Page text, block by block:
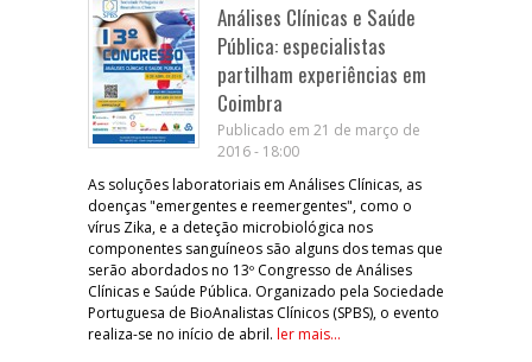
Análises Clínicas e Saúde
Pública: especialistas
partilham experiências em
Coimbra
Publicado em 21 de março de
2016 - 18:00
As soluções laboratoriais em Análises Clínicas, as
doenças "emergentes e reemergentes", como o
vírus Zika, e a deteção microbiológica nos
componentes sanguíneos são alguns dos temas que
serão abordados no 13º Congresso de Análises
Clínicas e Saúde Pública. Organizado pela Sociedade
Portuguesa de BioAnalistas Clínicos (SPBS), o evento
realiza-se no início de abril. ler mais...